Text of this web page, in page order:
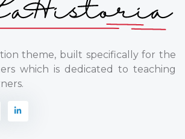
theme, built specifically for the
which is dedicated to teaching